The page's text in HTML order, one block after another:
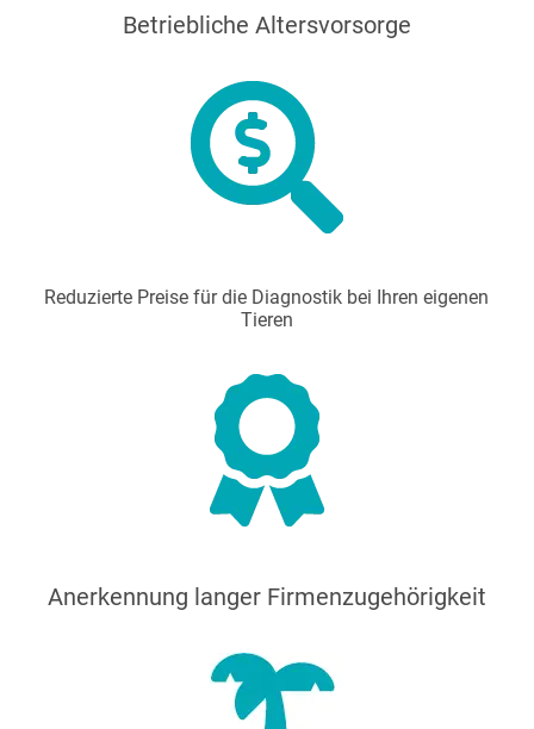
Betriebliche Altersvorsorge
Reduzierte Preise für die Diagnostik bei Ihren eigenen
Tieren
Anerkennung langer Firmenzugehörigkeit